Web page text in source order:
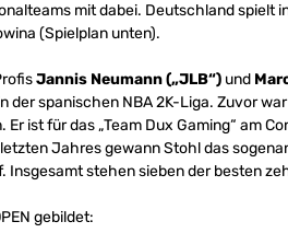
mit dabei. Deutschland spielt
(Spielplan unten).
Jannis Neumann („JLB“) und
der spanischen NBA 2K-Liga. Zuvor
ist für das „Team Dux Gaming“ am
Jahres gewann Stohl das
Insgesamt stehen sieben der besten
gebildet: